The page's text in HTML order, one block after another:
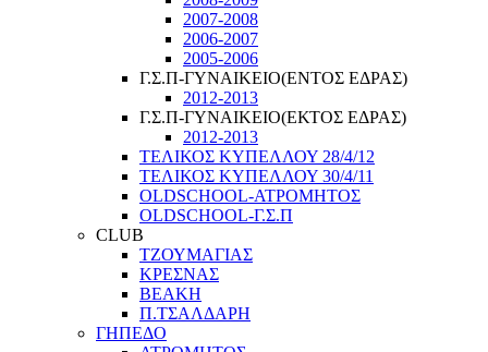
2007-2008
2006-2007
2005-2006
Γ.Σ.Π-ΓΥΝΑΙΚΕΙΟ(ΕΝΤΟΣ ΕΔΡΑΣ)
2012-2013
Γ.Σ.Π-ΓΥΝΑΙΚΕΙΟ(ΕΚΤΟΣ ΕΔΡΑΣ)
2012-2013
ΤΕΛΙΚΟΣ ΚΥΠΕΛΛΟΥ 28/4/12
ΤΕΛΙΚΟΣ ΚΥΠΕΛΛΟΥ 30/4/11
OLDSCHOOL-ΑΤΡΟΜΗΤΟΣ
OLDSCHOOL-Γ.Σ.Π
CLUB
ΤΖΟΥΜΑΓΙΑΣ
ΚΡΕΣΝΑΣ
ΒΕΑΚΗ
Π.ΤΣΑΛΔΑΡΗ
ΓΗΠΕΔΟ